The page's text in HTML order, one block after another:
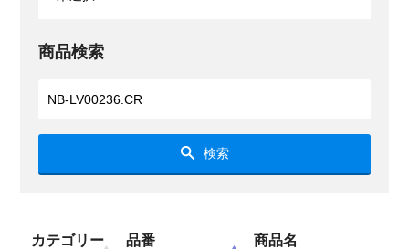
商品検索
検索
カテゴリー 品番 商品名